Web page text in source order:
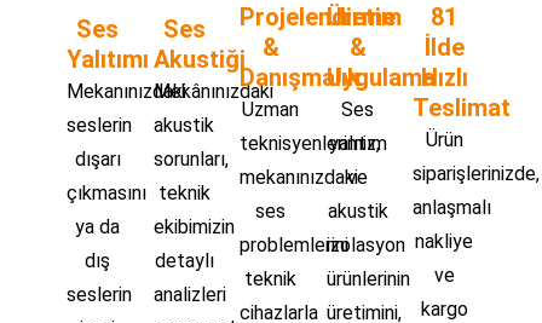
Ses
Yalıtımı
Mekanınızdaki
seslerin
dışarı
çıkmasını
ya da
dış
seslerin
Ses
Akustiği
Mekânınızdaki
akustik
sorunları,
teknik
ekibimizin
detaylı
analizleri
Projelendirme
&
Danışmalık
Uzman
teknisyenlerimiz,
mekanınızdaki
ses
problemlerini
teknik
cihazlarla
Üretim
&
Uygulama
Ses
yalıtım
ve
akustik
izolasyon
ürünlerinin
üretimini,
81
İlde
Hızlı
Teslimat
Ürün
siparişlerinizde,
anlaşmalı
nakliye
ve
kargo